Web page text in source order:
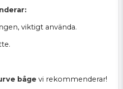
viktigt använda.
båge vi rekommenderar!